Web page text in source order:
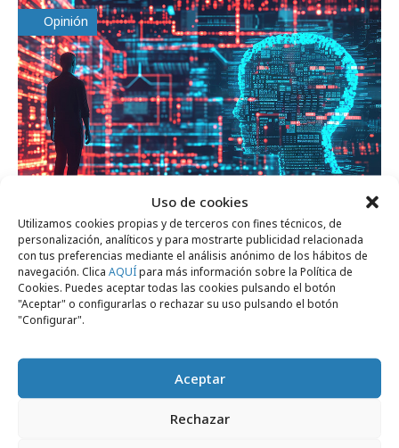
Uso de cookies
Utilizamos cookies propias y de terceros con fines técnicos, de
personalización, analíticos y para mostrarte publicidad relacionada
con tus preferencias mediante el análisis anónimo de los hábitos de
navegación. Clica AQUÍpara más información sobre la Política de
Cookies. Puedes aceptar todas las cookies pulsando el botón
"Aceptar" o configurarlas o rechazar su uso pulsando el botón
"Configurar".
Aceptar
Rechazar
Opinión
viernes, 6 de junio 2025
Mercaderes y científicos